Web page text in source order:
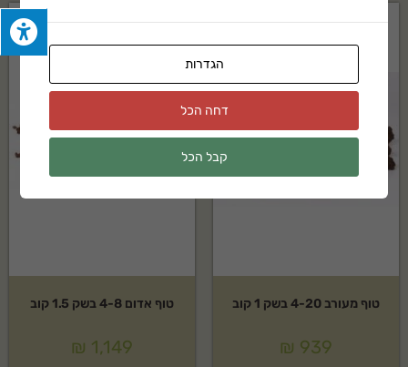
טוף מעורב 4-20 בשק 1 קוב
₪ 939
טוף אדום 4-8 בשק 1.5 קוב
₪ 1,149
הגדרות
דחה הכל
קבל הכל